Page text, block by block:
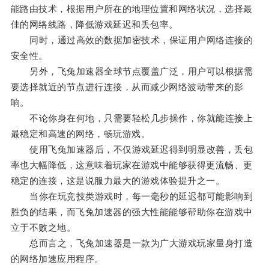
能路由技术，根据用户所在的地理位置和网络状况，选择最
佳的网络线路，降低游戏延迟和丢包率。
同时，通过高效的数据加密技术，保证用户网络连接的
安全性。
另外，飞兔加速器全球节点覆盖广泛，用户可以根据需
要选择就近的节点进行连接，从而减少网络波动带来的影
响。
不论你身在何地，只需要轻松几步操作，你就能连接上
最稳定和高速的网络，畅玩游戏。
使用飞兔加速器后，不仅游戏延迟得到明显改善，丢包
率也大幅降低，这意味着玩家在游戏中能够获得更流畅、更
稳定的连接，这是说服力最大的游戏体验提升之一。
当你在玩竞技类游戏时，每一毫秒的延迟都可能影响到
胜负的结果，而飞兔加速器的强大性能能够帮助你在游戏中
立于不败之地。
总而言之，飞兔加速器是一款为广大游戏玩家量身打造
的网络加速应用程序。